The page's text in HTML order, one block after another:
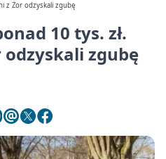
z Żor odzyskali zgubę
10 tys. zł.
zgubę